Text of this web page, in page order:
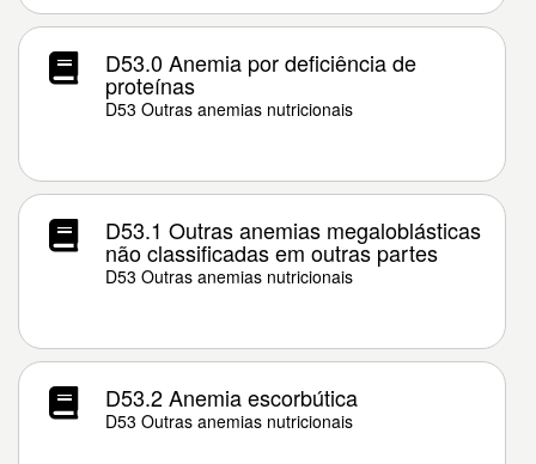
D53.0 Anemia por deficiência de
proteínas
D53 Outras anemias nutricionais
D53.1 Outras anemias megaloblásticas
não classificadas em outras partes
D53 Outras anemias nutricionais
D53.2 Anemia escorbútica
D53 Outras anemias nutricionais